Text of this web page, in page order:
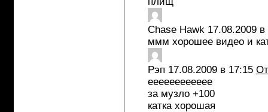
Chase Hawk 17.08.2009 в
ммм хорошее видео и
Рэп 17.08.2009 в 17:15
ееееееееееее
за музло +100
катка хорошая